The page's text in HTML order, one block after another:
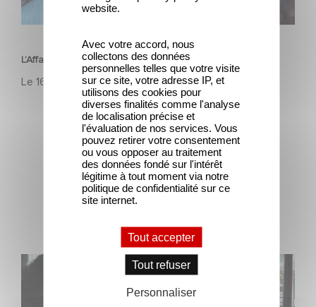
L’Affaire Marie‑Claire en sélection officielle à Cannes
Le 16 avril 2026
Dernières actualités
Une nouvelle comédie avec Baptiste Lecaplain et José
website.
Avec votre accord, nous
collectons des données
personnelles telles que votre visite
sur ce site, votre adresse IP, et
utilisons des cookies pour
diverses finalités comme l'analyse
de localisation précise et
l'évaluation de nos services. Vous
pouvez retirer votre consentement
ou vous opposer au traitement
des données fondé sur l'intérêt
légitime à tout moment via notre
politique de confidentialité sur ce
site internet.
Tout accepter
Tout refuser
Personnaliser